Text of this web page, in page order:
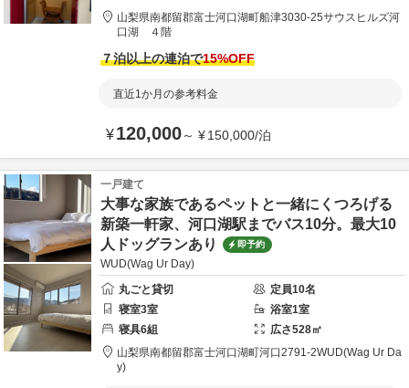
山梨県南都留郡富士河口湖町船津3030-25サウスヒルズ河
口湖 ４階
７泊以上の連泊で15%OFF
直近1か月の参考料金
¥120,000～ ¥150,000/泊
一戸建て
大事な家族であるペットと一緒にくつろげる
新築一軒家、河口湖駅までバス10分。最大10
人ドッグランあり
即予約
WUD(Wag Ur Day)
丸ごと貸切
定員10名
寝室3室 浴室1室
寝具6組 広さ528㎡
山梨県南都留郡富士河口湖町河口2791-2WUD(Wag Ur Da
y)